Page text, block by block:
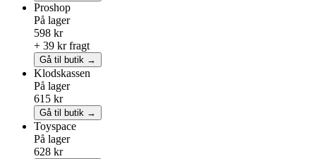
Proshop
På lager
598 kr
+ 39 kr fragt
Gå til butik →
Klodskassen
På lager
615 kr
Gå til butik →
Toyspace
På lager
628 kr